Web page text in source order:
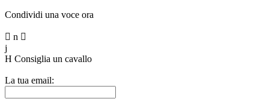
Condividi una voce ora
 n 
j
H Consiglia un cavallo
La tua email: